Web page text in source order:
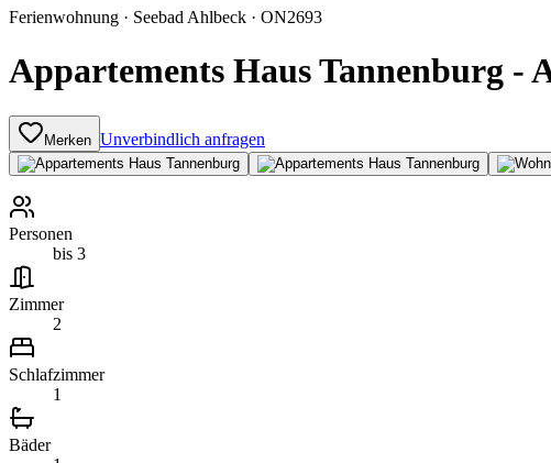
Ferienwohnung · Seebad Ahlbeck · ON2693
Appartements Haus Tannenburg -
Merken Unverbindlich anfragen
Personen
bis 3
Zimmer
2
Schlafzimmer
1
Bäder